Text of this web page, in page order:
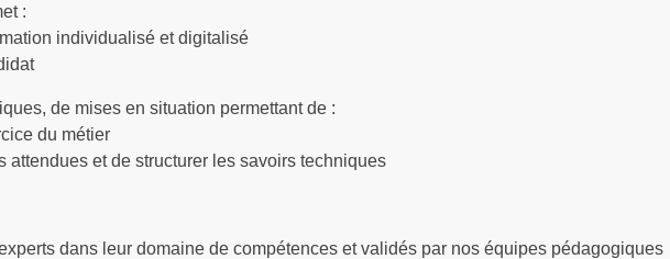
:
individualisé et digitalisé
de mises en situation permettant de :
du métier
et de structurer les savoirs techniques
dans leur domaine de compétences et validés par nos équipes pédagogiques